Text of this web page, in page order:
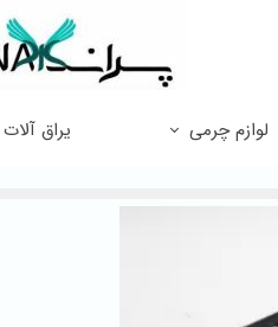
لوازم چرمی یراق آلات